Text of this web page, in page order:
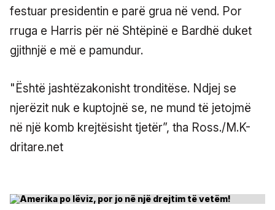
festuar presidentin e parë grua në vend. Por
rruga e Harris për në Shtëpinë e Bardhë duket
gjithnjë e më e pamundur.
"Është jashtëzakonisht tronditëse. Ndjej se
njerëzit nuk e kuptojnë se, ne mund të jetojmë
në një komb krejtësisht tjetër”, tha Ross./M.K-
dritare.net